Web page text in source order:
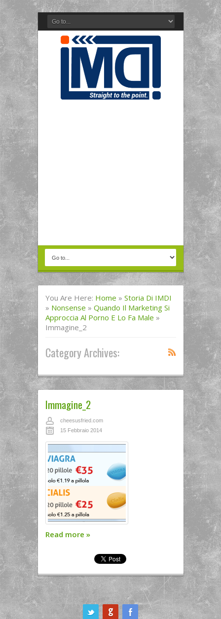
You Are Here: Home » Storia Di IMDI
» Nonsense » Quando Il Marketing Si
Approccia Al Porno E Lo Fa Male »
Immagine_2
Category Archives:
Immagine_2
cheesusfried.com
15 Febbraio 2014
Read more »